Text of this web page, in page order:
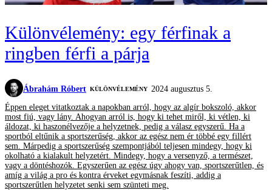
Különvélemény: egy férfinak a
ringben férfi a párja
Ábrahám Róbert KÜLÖNVÉLEMÉNY
2024 augusztus 5.
Éppen eleget vitatkoztak a napokban arról, hogy az algír bokszoló, akkor
most fiú, vagy lány. Ahogyan arról is, hogy ki tehet miről, ki vétlen, ki
áldozat, ki haszonélvezője a helyzetnek, pedig a válasz egyszerű. Ha a
sportból eltűnik a sportszerűség, akkor az egész nem ér többé egy fillért
sem. Márpedig a sportszerűség szempontjából teljesen mindegy, hogy ki
okolható a kialakult helyzetért. Mindegy, hogy a versenyző, a természet,
vagy a döntéshozók. Egyszerűen az egész úgy ahogy van, sportszerűtlen, és
amíg a világ a pro és kontra érveket egymásnak feszíti, addig a
sportszerűtlen helyzetet senki sem szünteti meg.